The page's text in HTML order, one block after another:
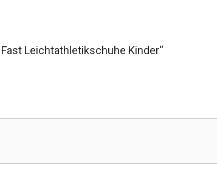
Leichtathletikschuhe Kinder“